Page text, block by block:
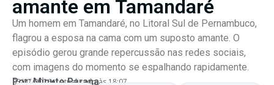
amante em Tamandaré
Um homem em Tamandaré, no Litoral Sul de Pernambuco,
flagrou a esposa na cama com um suposto amante. O
episódio gerou grande repercussão nas redes sociais,
com imagens do momento se espalhando rapidamente.
Por:Minuto Parana
03/07/2026 Atualizado às 18:07